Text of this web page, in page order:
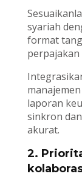
syariah
format
perpajakan
laporan
sinkron
akurat.
2.